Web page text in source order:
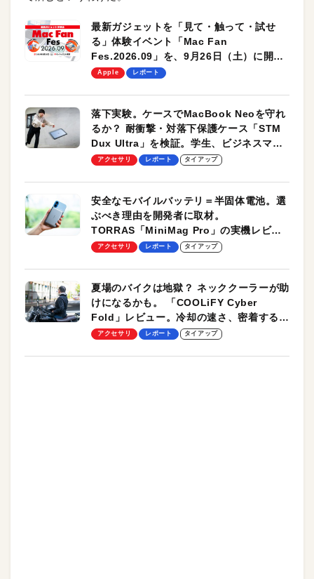
最新ガジェットを「見て・触って・試せ
る」体験イベント「Mac Fan
Fes.2026.09」を、9月26日（土）に開催
します！
Apple レポート
落下実験。ケースでMacBook Neoを守れ
るか？ 耐衝撃・対落下保護ケース「STM
Dux Ultra」を検証。学生、ビジネスマン
のモバイルユースに最適！
アクセサリ レポート タイアップ
安全なモバイルバッテリ＝半固体電池。選
ぶべき理由を開発者に取材。
TORRAS「MiniMag Pro」の実機レビュ
ーも
アクセサリ レポート タイアップ
夏場のバイクは地獄？ ネッククーラーが助
けになるかも。 「COOLiFY Cyber
Fold」レビュー。冷却の速さ、密着する冷
却プレート、シンプルな操作性がグッド！
アクセサリ レポート タイアップ